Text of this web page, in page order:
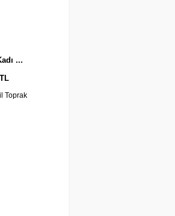
...